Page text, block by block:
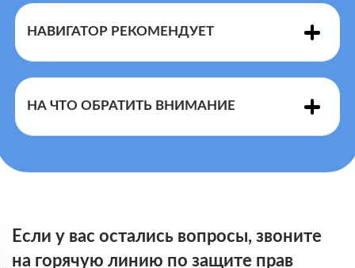
основе клинических рекомендаций по лечению
конкретных заболеваний и состояний и с учетом
стандартов лечения заболеваний
НАВИГАТОР РЕКОМЕНДУЕТ
НА ЧТО ОБРАТИТЬ ВНИМАНИЕ
Если у вас остались вопросы, звоните
на горячую линию по защите прав